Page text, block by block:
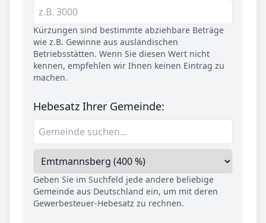
Kürzungen sind bestimmte abziehbare Beträge
wie z.B. Gewinne aus ausländischen
Betriebsstätten. Wenn Sie diesen Wert nicht
kennen, empfehlen wir Ihnen keinen Eintrag zu
machen.
Hebesatz Ihrer Gemeinde:
Geben Sie im Suchfeld jede andere beliebige
Gemeinde aus Deutschland ein, um mit deren
Gewerbesteuer-Hebesatz zu rechnen.